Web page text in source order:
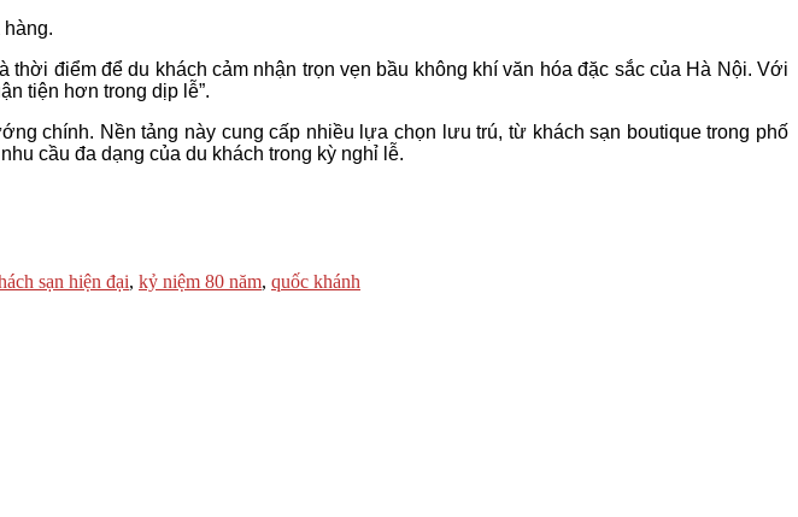
thời điểm để du khách cảm nhận trọn vẹn bầu không khí văn hóa đặc sắc của Hà Nội. Với
tiện hơn trong dịp lễ”.
chính. Nền tảng này cung cấp nhiều lựa chọn lưu trú, từ khách sạn boutique trong phố
cầu đa dạng của du khách trong kỳ nghỉ lễ.
sạn hiện đại, kỷ niệm 80 năm, quốc khánh